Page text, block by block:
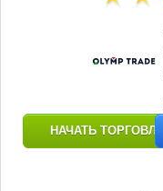
НАЧАТЬ ТОРГОВЛЮ